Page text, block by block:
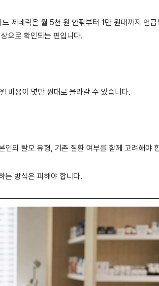
제네릭은 월 5천 원 안팎부터 1만 원대까지 언급
으로 확인되는 편입니다.
비용이 몇만 원대로 올라갈 수 있습니다.
의 탈모 유형, 기존 질환 여부를 함께 고려해야
는 방식은 피해야 합니다.